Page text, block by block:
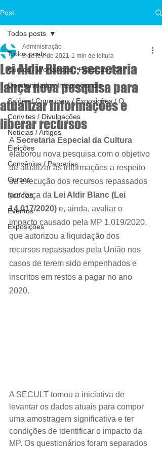
Post
Todos posts
Cursos / Workshops / Palestras / Of
Oportunidades Internacionais
Salões / Concursos / Exposições / O
Convites / Divulgações
Notícias / Artigos
Eleições
Convênios / Parcerias
Cursos
Notícias
Eventos
Exposições
Todos posts
Lei Aldir Blanc: secretaria
lança nova pesquisa para
atualizar informações e
liberar recursos
Administração
8 de fev. de 2021 1 min de leitura
A Secretaria Especial da Cultura
elaborou nova pesquisa com o objetivo
de atualizar as informações a respeito
da execução dos recursos repassados
por força da Lei Aldir Blanc (Lei
14.017/2020) e, ainda, avaliar o
impacto causado pela MP 1.019/2020,
que autorizou a liquidação dos
recursos repassados pela União nos
casos de terem sido empenhados e
inscritos em restos a pagar no ano
2020.
A SECULT tomou a iniciativa de
levantar os dados atuais para compor
uma amostragem significativa e ter
condições de identificar o impacto da
MP. Os questionários foram separados